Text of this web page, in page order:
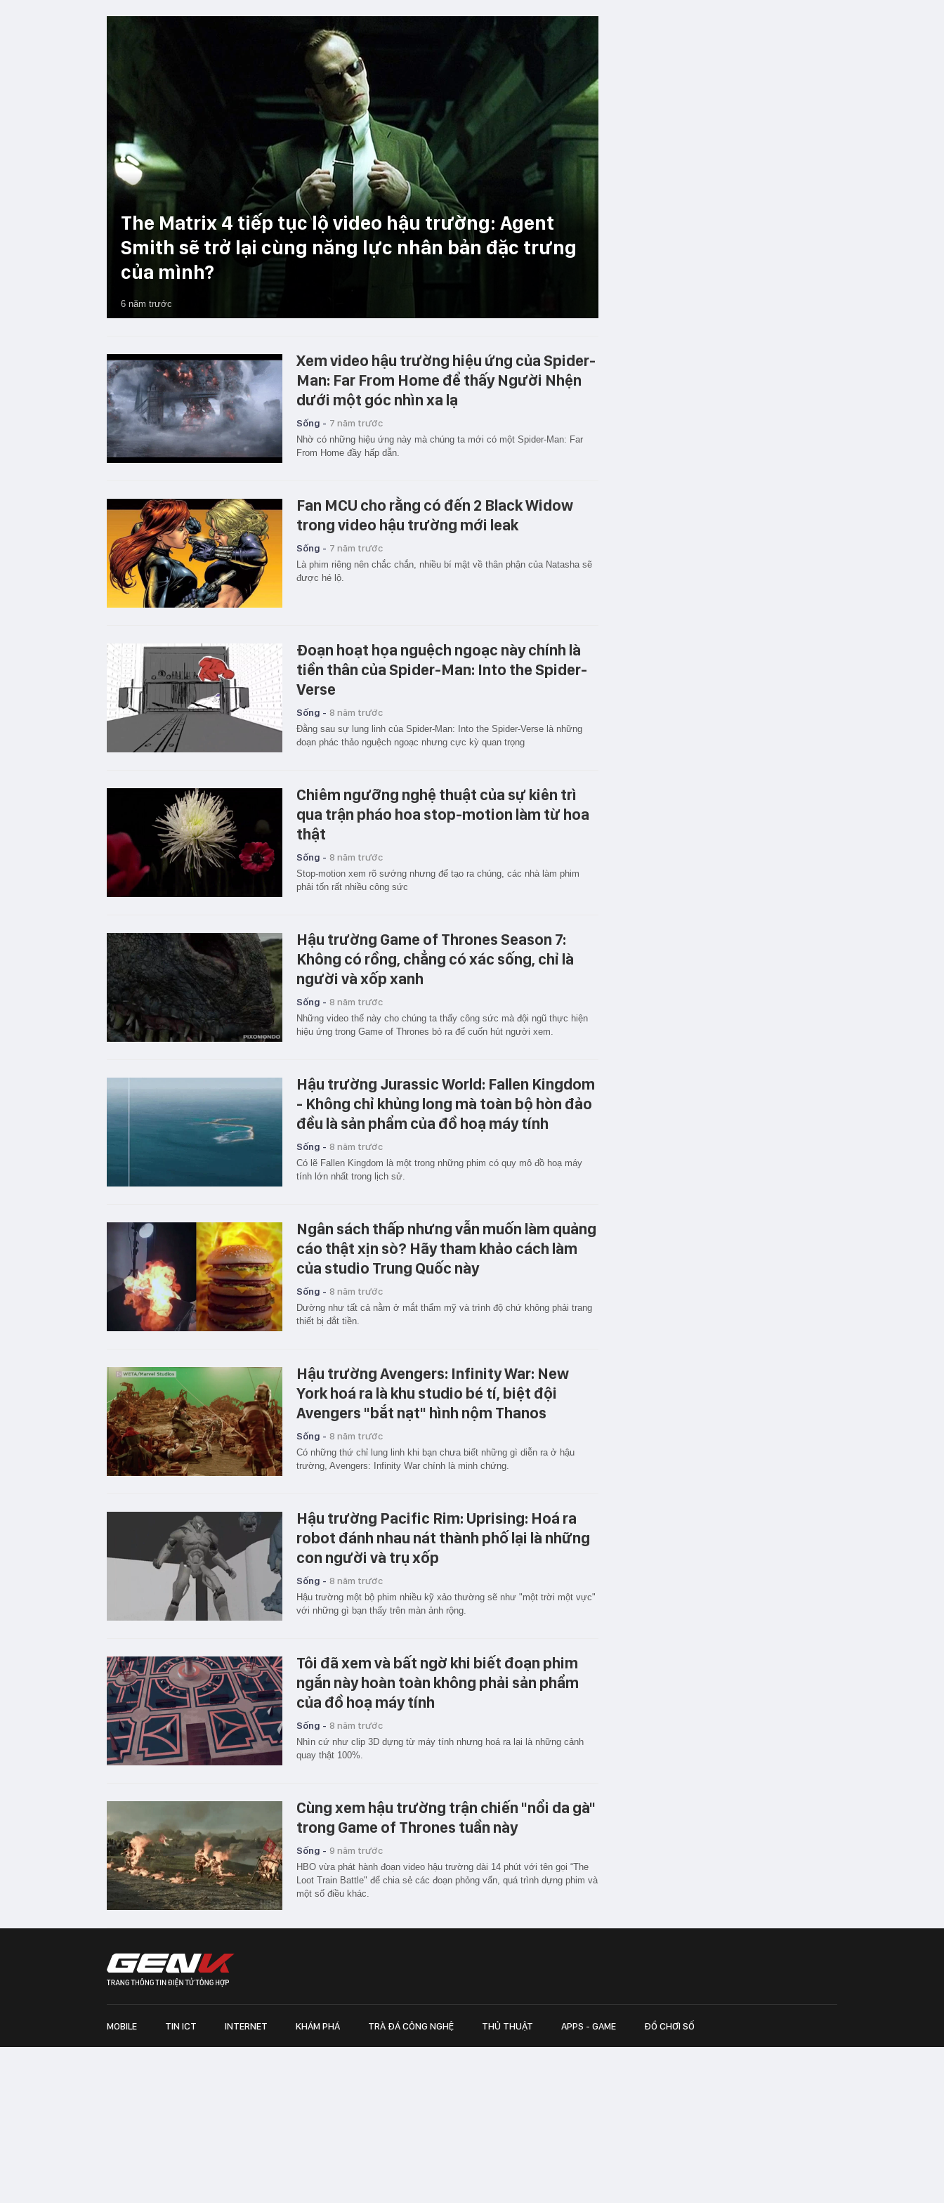
The Matrix 4 tiếp tục lộ video hậu trường: Agent
Smith sẽ trở lại cùng năng lực nhân bản đặc trưng
của mình?
6 năm trước
Xem video hậu trường hiệu ứng của Spider-
Man: Far From Home để thấy Người Nhện
dưới một góc nhìn xa lạ
Sống - 7 năm trước
Nhờ có những hiệu ứng này mà chúng ta mới có một Spider-Man: Far
From Home đầy hấp dẫn.
Fan MCU cho rằng có đến 2 Black Widow
trong video hậu trường mới leak
Sống - 7 năm trước
Là phim riêng nên chắc chắn, nhiều bí mật về thân phận của Natasha sẽ
được hé lộ.
Đoạn hoạt họa nguệch ngoạc này chính là
tiền thân của Spider-Man: Into the Spider-
Verse
Sống - 8 năm trước
Đằng sau sự lung linh của Spider-Man: Into the Spider-Verse là những
đoạn phác thảo nguệch ngoạc nhưng cực kỳ quan trọng
Chiêm ngưỡng nghệ thuật của sự kiên trì
qua trận pháo hoa stop-motion làm từ hoa
thật
Sống - 8 năm trước
Stop-motion xem rõ sướng nhưng để tạo ra chúng, các nhà làm phim
phải tốn rất nhiều công sức
Hậu trường Game of Thrones Season 7:
Không có rồng, chẳng có xác sống, chỉ là
người và xốp xanh
Sống - 8 năm trước
Những video thế này cho chúng ta thấy công sức mà đội ngũ thực hiện
hiệu ứng trong Game of Thrones bỏ ra để cuốn hút người xem.
Hậu trường Jurassic World: Fallen Kingdom
- Không chỉ khủng long mà toàn bộ hòn đảo
đều là sản phẩm của đồ hoạ máy tính
Sống - 8 năm trước
Có lẽ Fallen Kingdom là một trong những phim có quy mô đồ hoạ máy
tính lớn nhất trong lịch sử.
Ngân sách thấp nhưng vẫn muốn làm quảng
cáo thật xịn sò? Hãy tham khảo cách làm
của studio Trung Quốc này
Sống - 8 năm trước
Dường như tất cả nằm ở mắt thẩm mỹ và trình độ chứ không phải trang
thiết bị đắt tiền.
Hậu trường Avengers: Infinity War: New
York hoá ra là khu studio bé tí, biệt đội
Avengers "bắt nạt" hình nộm Thanos
Sống - 8 năm trước
Có những thứ chỉ lung linh khi bạn chưa biết những gì diễn ra ở hậu
trường, Avengers: Infinity War chính là minh chứng.
Hậu trường Pacific Rim: Uprising: Hoá ra
robot đánh nhau nát thành phố lại là những
con người và trụ xốp
Sống - 8 năm trước
Hậu trường một bộ phim nhiều kỹ xảo thường sẽ như "một trời một vực"
với những gì bạn thấy trên màn ảnh rộng.
Tôi đã xem và bất ngờ khi biết đoạn phim
ngắn này hoàn toàn không phải sản phẩm
của đồ hoạ máy tính
Sống - 8 năm trước
Nhìn cứ như clip 3D dựng từ máy tính nhưng hoá ra lại là những cảnh
quay thật 100%.
Cùng xem hậu trường trận chiến "nổi da gà"
trong Game of Thrones tuần này
Sống - 9 năm trước
HBO vừa phát hành đoạn video hậu trường dài 14 phút với tên gọi “The
Loot Train Battle" để chia sẻ các đoạn phỏng vấn, quá trình dựng phim và
một số điều khác.
MOBILE TIN ICT INTERNET KHÁM PHÁ TRÀ ĐÁ CÔNG NGHỆ THỦ THUẬT APPS - GAME ĐỒ CHƠI SỐ